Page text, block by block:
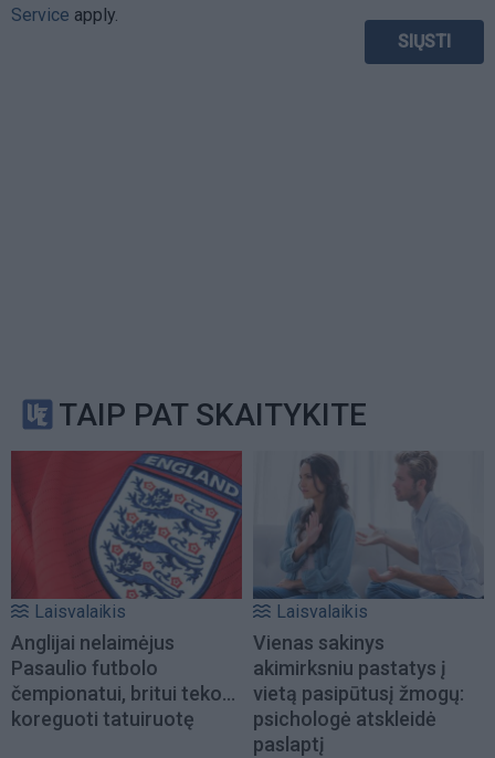
Service apply.
TAIP PAT SKAITYKITE
Laisvalaikis
Anglijai nelaimėjus
Pasaulio futbolo
čempionatui, britui teko...
koreguoti tatuiruotę
Laisvalaikis
Vienas sakinys
akimirksniu pastatys į
vietą pasipūtusį žmogų:
psichologė atskleidė
paslaptį